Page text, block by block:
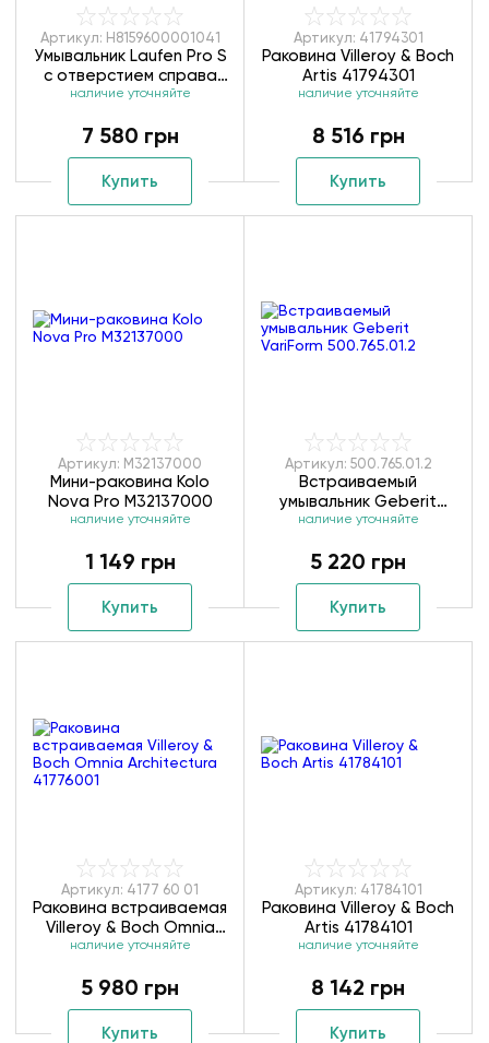
Артикул: H8159600001041
Умывальник Laufen Pro S
с отверстием справа
H8159600001041
наличие уточняйте
7 580 грн
Купить
Артикул: 41794301
Раковина Villeroy & Boch
Artis 41794301
наличие уточняйте
8 516 грн
Купить
Артикул: M32137000
Мини-раковина Kolo
Nova Pro M32137000
наличие уточняйте
1 149 грн
Купить
Артикул: 500.765.01.2
Встраиваемый
умывальник Geberit
VariForm 500.765.01.2
наличие уточняйте
5 220 грн
Купить
Артикул: 4177 60 01
Раковина встраиваемая
Villeroy & Boch Omnia
Architectura 41776001
наличие уточняйте
5 980 грн
Купить
Артикул: 41784101
Раковина Villeroy & Boch
Artis 41784101
наличие уточняйте
8 142 грн
Купить